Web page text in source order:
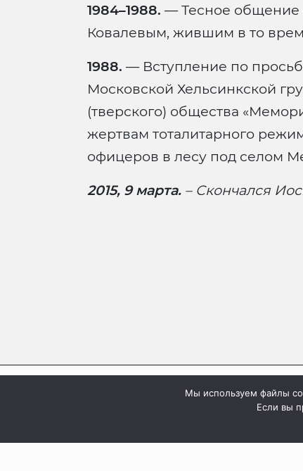
1984–1988. — Тесное общение
Ковалевым, жившим в то
1988. — Вступление по
Московской Хельсинкской
(тверского) общества
жертвам тоталитарного
офицеров в лесу под селом
2015, 9 марта. – Скончался
База данных «Воспоминания о ГУЛАГе
Мы используем файлы
Если вы